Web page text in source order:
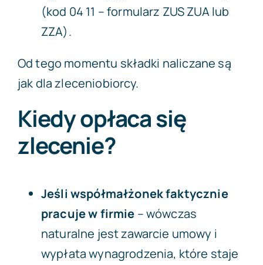
(kod 04 11 – formularz ZUS ZUA lub
ZZA).
Od tego momentu składki naliczane są
jak dla zleceniobiorcy.
Kiedy opłaca się
zlecenie?
Jeśli współmałżonek faktycznie
pracuje w firmie – wówczas
naturalne jest zawarcie umowy i
wypłata wynagrodzenia, które staje